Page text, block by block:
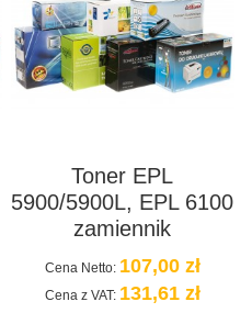
Toner EPL
5900/5900L, EPL 6100
zamiennik
Cena Netto: 107,00 zł
Cena z VAT: 131,61 zł